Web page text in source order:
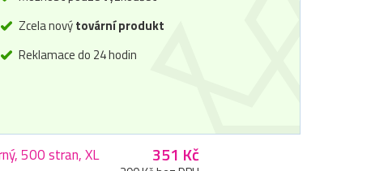
Zcela novýtovární produkt
Reklamace do 24 hodin
500 stran, XL 351 Kč